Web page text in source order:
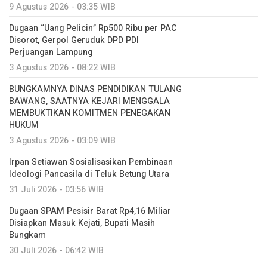
9 Agustus 2026 - 03:35 WIB
Dugaan “Uang Pelicin” Rp500 Ribu per PAC
Disorot, Gerpol Geruduk DPD PDI
Perjuangan Lampung
3 Agustus 2026 - 08:22 WIB
BUNGKAMNYA DINAS PENDIDIKAN TULANG
BAWANG, SAATNYA KEJARI MENGGALA
MEMBUKTIKAN KOMITMEN PENEGAKAN
HUKUM
3 Agustus 2026 - 03:09 WIB
Irpan Setiawan Sosialisasikan Pembinaan
Ideologi Pancasila di Teluk Betung Utara
31 Juli 2026 - 03:56 WIB
Dugaan SPAM Pesisir Barat Rp4,16 Miliar
Disiapkan Masuk Kejati, Bupati Masih
Bungkam
30 Juli 2026 - 06:42 WIB